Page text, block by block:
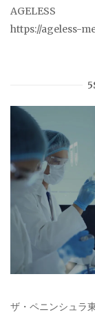
AGELESS
https://ageless-
ザ・ペニンシュラ